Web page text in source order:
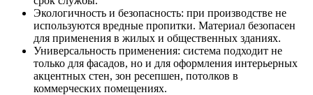
Экологичность и безопасность: при производстве не
используются вредные пропитки. Материал безопасен
для применения в жилых и общественных зданиях.
Универсальность применения: система подходит не
только для фасадов, но и для оформления интерьерных
акцентных стен, зон ресепшен, потолков в
коммерческих помещениях.